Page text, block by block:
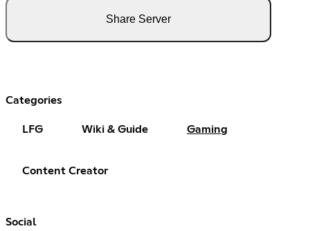
Share Server
Categories
LFG Wiki & Guide Gaming
Content Creator
Social